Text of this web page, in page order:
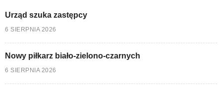
Urząd szuka zastępcy
6 SIERPNIA 2026
Nowy piłkarz biało-zielono-czarnych
6 SIERPNIA 2026